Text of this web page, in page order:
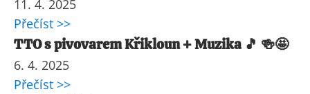
11. 4. 2025
Přečíst >>
TTO s pivovarem Křikloun + Muzika 🎵 🍻🤩
6. 4. 2025
Přečíst >>